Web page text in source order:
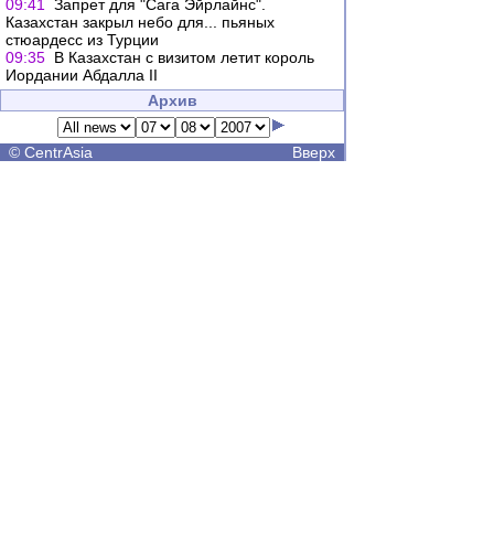
09:41
Запрет для "Сага Эйрлайнс".
Казахстан закрыл небо для... пьяных
стюардесс из Турции
09:35 В Казахстан с визитом летит король
Иордании Абдалла II
Архив
© CentrAsia Вверх